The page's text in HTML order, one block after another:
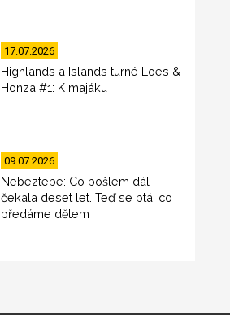
17.07.2026
Highlands a Islands turné Loes &
Honza #1: K majáku
09.07.2026
Nebeztebe: Co pošlem dál
čekala deset let. Teď se ptá, co
předáme dětem